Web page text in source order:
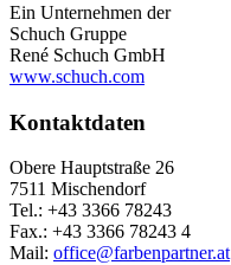
Ein Unternehmen der
Schuch Gruppe
René Schuch GmbH
www.schuch.com
Kontaktdaten
Obere Hauptstraße 26
7511 Mischendorf
Tel.: +43 3366 78243
Fax.: +43 3366 78243 4
Mail: office@farbenpartner.at